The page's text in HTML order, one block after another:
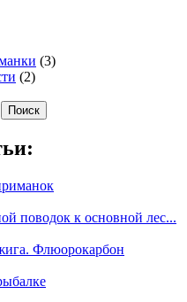
(3)
(2)
поводок к основной лес...
Флюорокарбон